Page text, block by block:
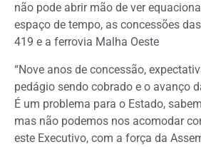
não pode abrir mão de ver
espaço de tempo, as concessões
419 e a ferrovia Malha Oeste
“Nove anos de concessão,
pedágio sendo cobrado e o avanço
É um problema para o Estado,
mas não podemos nos acomodar
este Executivo, com a força da